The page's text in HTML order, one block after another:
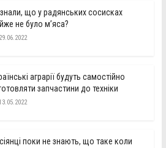
що у радянських сосисках
не було м’яса?
29.06.2022
аграрії будуть самостійно
запчастини до техніки
поки не знають, що таке коли